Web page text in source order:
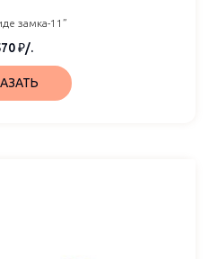
замка-11”
₽/.